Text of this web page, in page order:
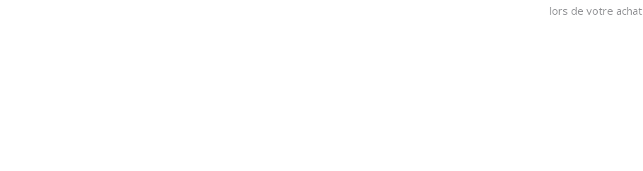
lors de votre achat